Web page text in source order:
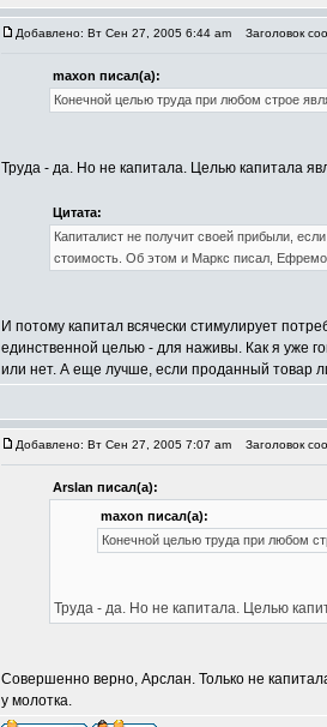
Добавлено: Вт Сен 27, 2005 6:44 am Заголовок
maxon писал(а):
Конечной целью труда при любом строе
Труда - да. Но не капитала. Целью капитала
Цитата:
Капиталист не получит своей прибыли,
стоимость. Об этом и Маркс писал,
И потому капитал всячески стимулирует
единственной целью - для наживы. Как я уже
или нет. А еще лучше, если проданный товар
Добавлено: Вт Сен 27, 2005 7:07 am Заголовок
Arslan писал(а):
maxon писал(а):
Конечной целью труда при любом
Труда - да. Но не капитала. Целью
Совершенно верно, Арслан. Только не
у молотка.